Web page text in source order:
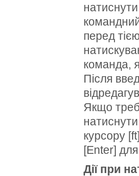
перед
команда,
Після
Якщо
курсору
[Enter] для
Дії при